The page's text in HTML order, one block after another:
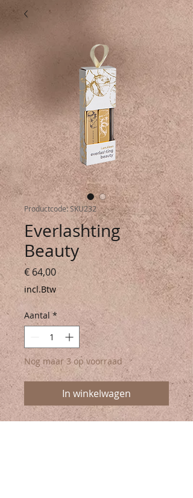
Productcode: SKU232
Everlashting
Beauty
€ 64,00Prijs
incl.Btw
Aantal *
Nog maar 3 op voorraad
In winkelwagen